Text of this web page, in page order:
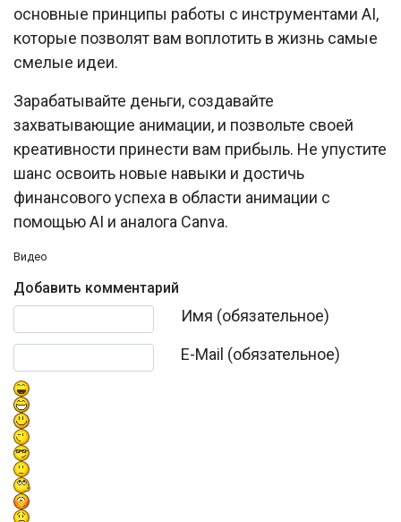
основные принципы работы с инструментами AI,
которые позволят вам воплотить в жизнь самые
смелые идеи.
Зарабатывайте деньги, создавайте
захватывающие анимации, и позвольте своей
креативности принести вам прибыль. Не упустите
шанс освоить новые навыки и достичь
финансового успеха в области анимации с
помощью AI и аналога Canva.
Видео
Добавить комментарий
Имя (обязательное)
E-Mail (обязательное)